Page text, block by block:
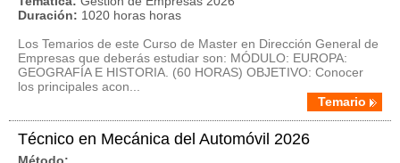
Duración: 1020 horas horas
Los Temarios de este Curso de Master en Dirección General de
Empresas que deberás estudiar son: MÓDULO: EUROPA:
GEOGRAFÍA E HISTORIA. (60 HORAS) OBJETIVO: Conocer
los principales acon...
Temario
Técnico en Mecánica del Automóvil 2026